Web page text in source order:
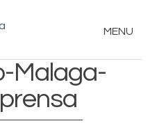
MENU
Malaga-